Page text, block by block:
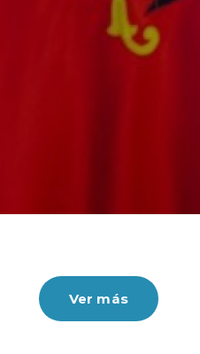
Ver más